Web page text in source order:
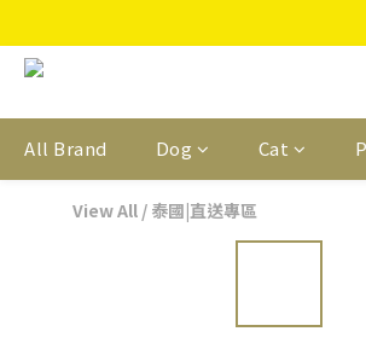
All Brand Dog Cat
View All / 泰國|直送專區